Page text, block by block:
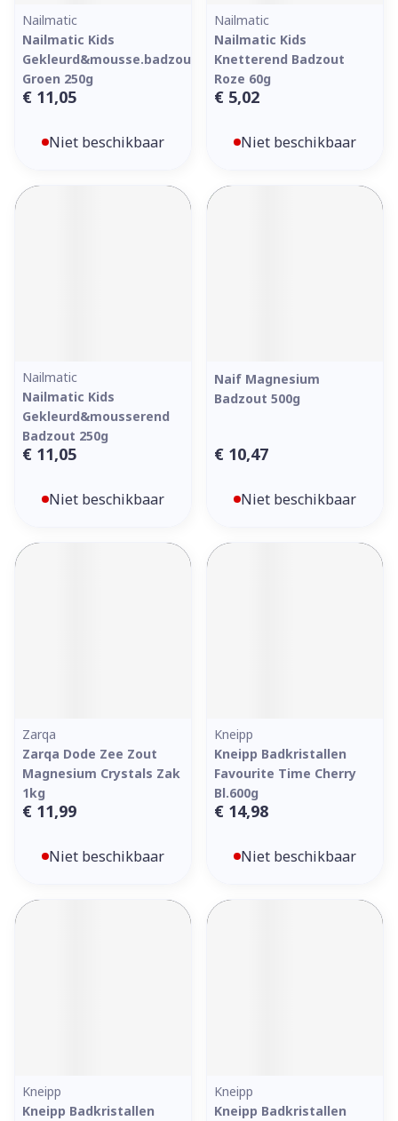
Nailmatic
Nailmatic Kids
Gekleurd&mousse.badzout
Groen 250g
€ 11,05
Niet beschikbaar
Nailmatic
Nailmatic Kids
Knetterend Badzout
Roze 60g
€ 5,02
Niet beschikbaar
Nailmatic
Nailmatic Kids
Gekleurd&mousserend
Badzout 250g
€ 11,05
Niet beschikbaar
Naif Magnesium
Badzout 500g
€ 10,47
Niet beschikbaar
Zarqa
Zarqa Dode Zee Zout
Magnesium Crystals Zak
1kg
€ 11,99
Niet beschikbaar
Kneipp
Kneipp Badkristallen
Favourite Time Cherry
Bl.600g
€ 14,98
Niet beschikbaar
Kneipp
Kneipp Badkristallen
Kneipp
Kneipp Badkristallen